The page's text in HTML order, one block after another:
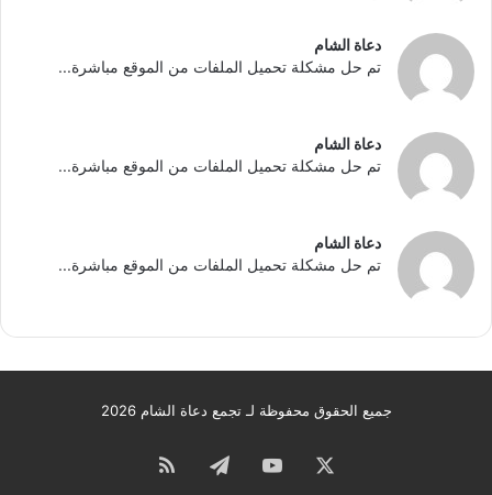
دعاة الشام
تم حل مشكلة تحميل الملفات من الموقع مباشرة...
دعاة الشام
تم حل مشكلة تحميل الملفات من الموقع مباشرة...
دعاة الشام
تم حل مشكلة تحميل الملفات من الموقع مباشرة...
جميع الحقوق محفوظة لـ تجمع دعاة الشام 2026
‫YouTubeتيلقرامملخص